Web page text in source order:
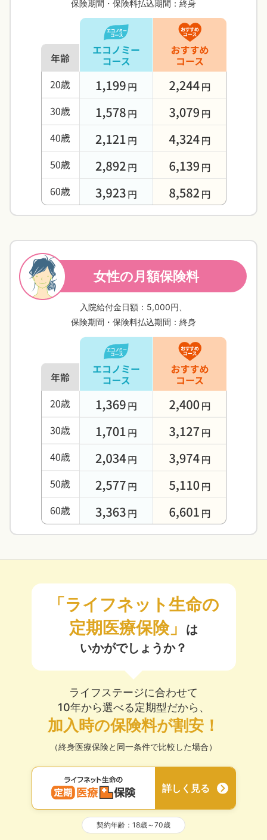
「令和5年患者調査」（厚生労働省）を加工して作成
入院給付金日額は、申し込み時に
以下のいずれかの金額で設定できます
5,000 8,000 円
15,000円
66歳以上の方およびご契約者さまは、3,000円も選べま
す。ご契約者さまのお手続き方法は こちら
手術給付金のお支払い対象とならない手術
閉じる
生まれてはじめてがんと診断確定されたとき、
まとまったお金が受け取れます。
2回目以降：がん治療
がんの3大治療
がんと診断確定されたときから1年を経過して、
所定のがん治療を受けたときが対象です。入
院・通院にかかわらず、年に1回を限度に受け取
れます。
３大生活習慣病による入院の場合は、
入院給付金日額の支払限度日数が無制
！
支払限度日数が
無制限！
3大生活習慣病
全額自己負担となる先進医療の技術料
！
先進医療給付金
先進医療の技術料と同額を
通算2,000万円まで
さらに、療養1回につき先進医療見舞給付金を10万円
お支払い
先進医療見舞給付金
保険期間・保険料払込期間：終身
女性の月額保険料
入院給付金日額：5,000円、
保険期間・保険料払込期間：終身
「ライフネット生命の
定期医療保険」
は
いかがでしょうか？
ライフステージに合わせて
10年から選べる定期型だから、
加入時の保険料が割安！
（終身医療保険と同一条件で比較した場合）
詳しく見る
契約年齢：18歳～70歳